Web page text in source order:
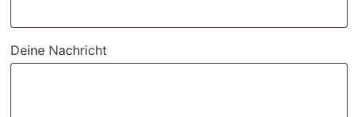
Deine Nachricht